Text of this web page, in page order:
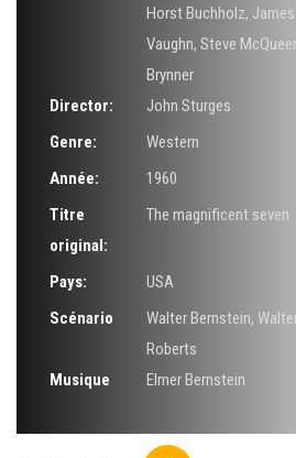
Horst Buchholz, James
Vaughn, Steve
Brynner
Director:
John Sturges
Genre:
Western
Année:
1960
Titre
original:
The magnificent seven
Pays:
USA
Scénario
Walter Bernstein,
Roberts
Musique
Elmer Bernstein